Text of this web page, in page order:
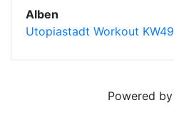
Alben
Utopiastadt Workout KW49
Powered by